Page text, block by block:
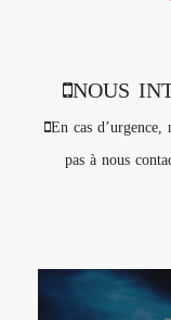
NOUS
En cas d’urgence,
pas à nous